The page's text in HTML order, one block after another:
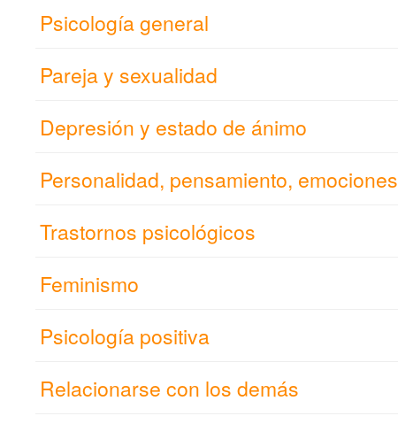
Psicología general
Pareja y sexualidad
Depresión y estado de ánimo
Personalidad, pensamiento, emociones
Trastornos psicológicos
Feminismo
Psicología positiva
Relacionarse con los demás